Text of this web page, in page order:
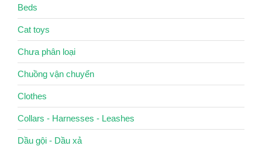
Beds
Cat toys
Chưa phân loại
Chuồng vận chuyển
Clothes
Collars - Harnesses - Leashes
Dầu gội - Dầu xả